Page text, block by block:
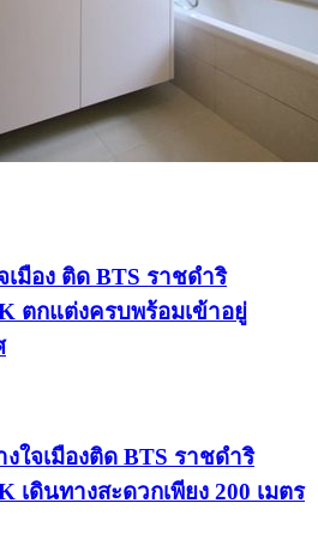
มือง ติด BTS ราชดำริ
ตกแต่งครบพร้อมเข้าอยู่
ใจเมืองติด BTS ราชดำริ
เดินทางสะดวกเพียง 200 เมตร